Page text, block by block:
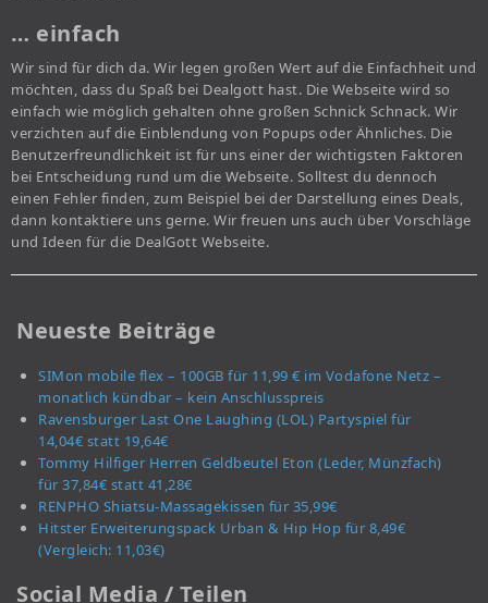
… einfach
Wir sind für dich da. Wir legen großen Wert auf die Einfachheit und
möchten, dass du Spaß bei Dealgott hast. Die Webseite wird so
einfach wie möglich gehalten ohne großen Schnick Schnack. Wir
verzichten auf die Einblendung von Popups oder Ähnliches. Die
Benutzerfreundlichkeit ist für uns einer der wichtigsten Faktoren
bei Entscheidung rund um die Webseite. Solltest du dennoch
einen Fehler finden, zum Beispiel bei der Darstellung eines Deals,
dann kontaktiere uns gerne. Wir freuen uns auch über Vorschläge
und Ideen für die DealGott Webseite.
Neueste Beiträge
SIMon mobile flex – 100GB für 11,99 € im Vodafone Netz –
monatlich kündbar – kein Anschlusspreis
Ravensburger Last One Laughing (LOL) Partyspiel für
14,04€ statt 19,64€
Tommy Hilfiger Herren Geldbeutel Eton (Leder, Münzfach)
für 37,84€ statt 41,28€
RENPHO Shiatsu-Massagekissen für 35,99€
Hitster Erweiterungspack Urban & Hip Hop für 8,49€
(Vergleich: 11,03€)
Social Media / Teilen